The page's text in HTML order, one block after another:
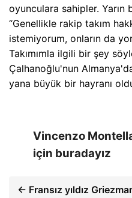
oyunculara sahipler. Yarın
“Genellikle rakip takım
istemiyorum, onların da
Takımımla ilgili bir şey
Çalhanoğlu'nun
yana büyük bir hayranı
Vincenzo
için buradayız
← Fransız yıldız